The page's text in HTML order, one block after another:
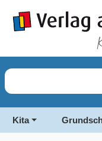
Zur
Kita